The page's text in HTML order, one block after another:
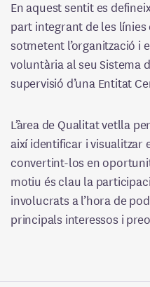
En aquest sentit es
part integrant de les línies
sotmetent l’organització i
voluntària al seu Sistema
supervisió d’una Entitat
L’àrea de Qualitat vetlla
així identificar i visualitzar
convertint-los en
motiu és clau la
involucrats a l’hora de
principals interessos i